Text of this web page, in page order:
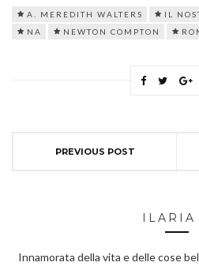
A. MEREDITH WALTERS
IL
NA
NEWTON COMPTON
PREVIOUS POST
ILARIA
Innamorata della vita e delle cose